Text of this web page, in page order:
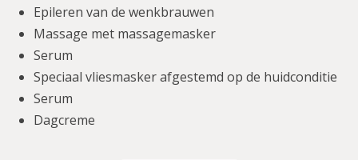
Epileren van de wenkbrauwen
Massage met massagemasker
Serum
Speciaal vliesmasker afgestemd op de huidconditie
Serum
Dagcreme